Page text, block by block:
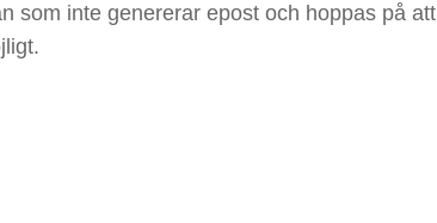
som inte genererar epost och hoppas på att